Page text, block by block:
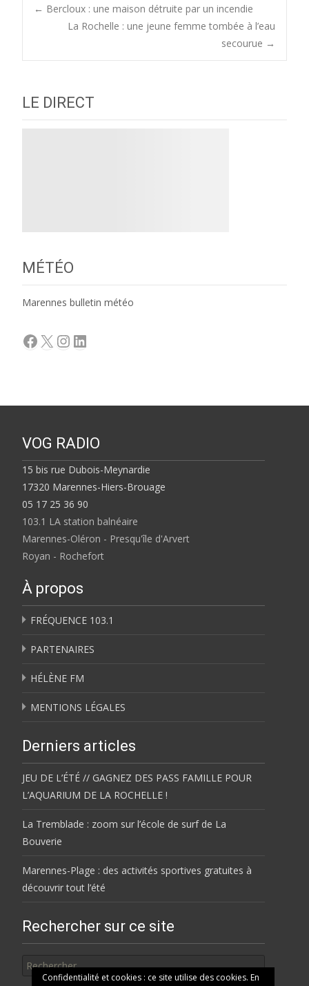
Post
navigation
← Bercloux : une maison détruite par un incendie
La Rochelle : une jeune femme tombée à l’eau
secourue →
LE DIRECT
MÉTÉO
Marennes bulletin météo
Facebook
X Instagram
LinkedIn
VOG RADIO
15 bis rue Dubois-Meynardie
17320 Marennes-Hiers-Brouage
05 17 25 36 90
103.1 LA station balnéaire
Marennes-Oléron - Presqu'île d'Arvert
Royan - Rochefort
À propos
FRÉQUENCE 103.1
PARTENAIRES
HÉLÈNE FM
MENTIONS LÉGALES
Derniers articles
JEU DE L’ÉTÉ // GAGNEZ DES PASS FAMILLE POUR
L’AQUARIUM DE LA ROCHELLE !
La Tremblade : zoom sur l’école de surf de La
Bouverie
Marennes-Plage : des activités sportives gratuites à
découvrir tout l’été
Rechercher sur ce site
Confidentialité et cookies : ce site utilise des cookies. En